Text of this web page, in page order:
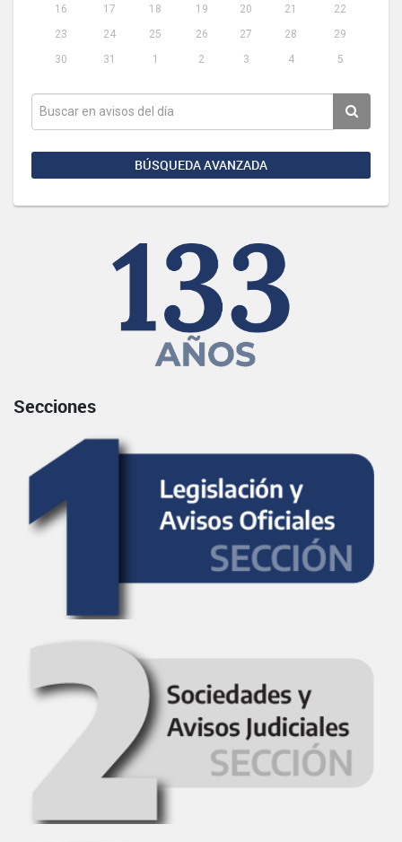
16
17 18 19 20 21
22
23
24 25 26 27 28
29
30
31 1 2 3 4 5
BÚSQUEDA AVANZADA
Secciones